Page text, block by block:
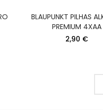
BLAUPUNKT PILHAS
PREMIUM 4XAA
2,90 €